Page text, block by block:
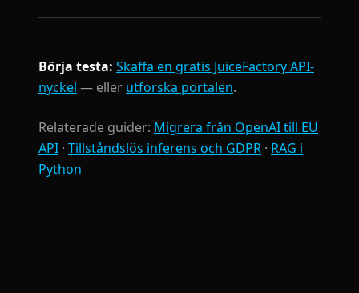
Börja testa: Skaffa en gratis JuiceFactory API-
nyckel — eller utforska portalen.
Relaterade guider: Migrera från OpenAI till EU
API · Tillståndslös inferens och GDPR · RAG i
Python